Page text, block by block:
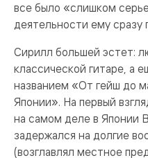
все было «слишком
деятельности ему сразу
Сирилл большей эстет:
классической гитаре, а
названием «От гейш до
Японии». На первый
на самом деле в Японии
задержался на долгие
(возглавлял местное